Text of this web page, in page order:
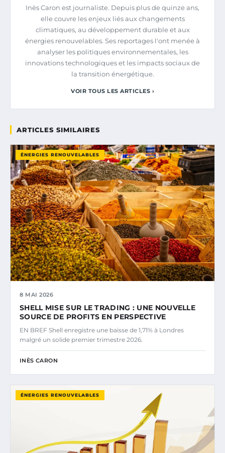
Inès Caron est journaliste. Depuis plus de quinze ans,
elle couvre les enjeux liés aux changements
climatiques, au développement durable et aux
énergies renouvelables. Ses reportages l'ont menée à
analyser les politiques environnementales, les
innovations technologiques et les impacts sociaux de
la transition énergétique.
VOIR TOUS LES ARTICLES ›
ARTICLES SIMILAIRES
ÉNERGIES RENOUVELABLES
8 MAI 2026
SHELL MISE SUR LE TRADING : UNE NOUVELLE
SOURCE DE PROFITS EN PERSPECTIVE
EN BREF Shell enregistre une baisse de 1,71% à Londres
malgré un solide premier trimestre 2026.
INÈS CARON
ÉNERGIES RENOUVELABLES